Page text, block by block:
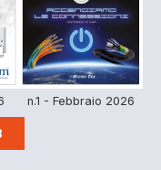
n.1 - Febbraio 2026